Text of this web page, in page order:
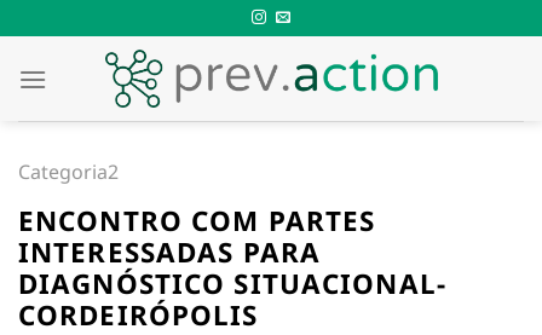
to
content
Categoria2
ENCONTRO COM PARTES
INTERESSADAS PARA
DIAGNÓSTICO SITUACIONAL-
CORDEIRÓPOLIS